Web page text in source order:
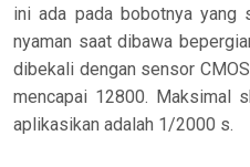
ini ada pada bobotnya yang
nyaman saat dibawa
dibekali dengan sensor
mencapai 12800. Maksimal
aplikasikan adalah 1/2000 s.